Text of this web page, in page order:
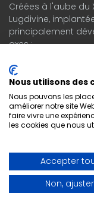
Créées à l'aube du
Lugdivine,
principalement
axes :
-La production,
de DVD à vocation
-Le négoce
monde entier.
Espace Client
Historique de
Nous utilisons des
Nous pouvons les
améliorer notre site
faire vivre une
les cookies que nous
Accepter
Non, ajuster